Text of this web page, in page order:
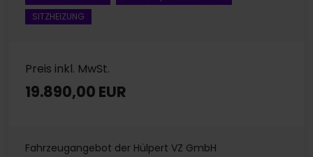
SITZHEIZUNG
Preis inkl. MwSt.
19.890,00 EUR
Fahrzeugangebot der Hülpert VZ GmbH